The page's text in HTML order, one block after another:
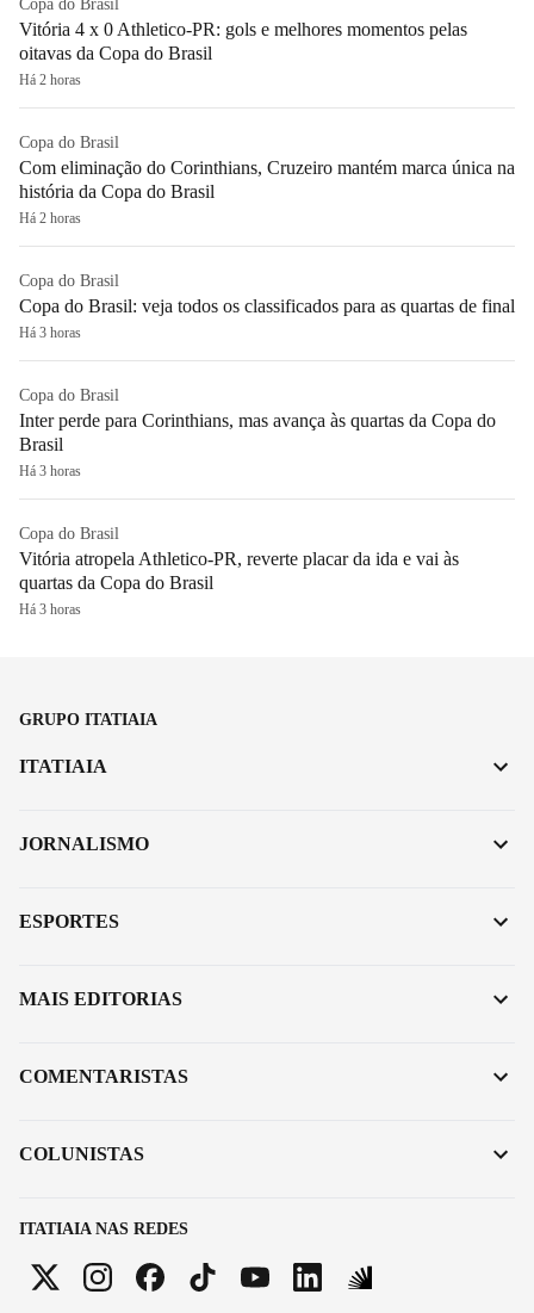
Copa do Brasil
Vitória 4 x 0 Athletico-PR: gols e melhores momentos pelas
oitavas da Copa do Brasil
Há 2 horas
Copa do Brasil
Com eliminação do Corinthians, Cruzeiro mantém marca única na
história da Copa do Brasil
Há 2 horas
Copa do Brasil
Copa do Brasil: veja todos os classificados para as quartas de final
Há 3 horas
Copa do Brasil
Inter perde para Corinthians, mas avança às quartas da Copa do
Brasil
Há 3 horas
Copa do Brasil
Vitória atropela Athletico-PR, reverte placar da ida e vai às
quartas da Copa do Brasil
Há 3 horas
GRUPO ITATIAIA
ITATIAIA NAS REDES
ITATIAIA
JORNALISMO
ESPORTES
MAIS EDITORIAS
COMENTARISTAS
COLUNISTAS